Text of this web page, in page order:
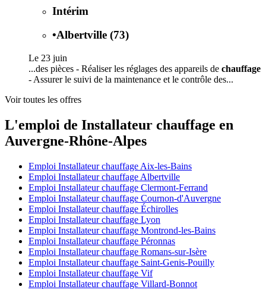
Intérim
•Albertville (73)
Le 23 juin
...des pièces - Réaliser les réglages des appareils de chauffage
- Assurer le suivi de la maintenance et le contrôle des...
Voir toutes les offres
L'emploi de Installateur chauffage en
Auvergne-Rhône-Alpes
Emploi Installateur chauffage Aix-les-Bains
Emploi Installateur chauffage Albertville
Emploi Installateur chauffage Clermont-Ferrand
Emploi Installateur chauffage Cournon-d'Auvergne
Emploi Installateur chauffage Échirolles
Emploi Installateur chauffage Lyon
Emploi Installateur chauffage Montrond-les-Bains
Emploi Installateur chauffage Péronnas
Emploi Installateur chauffage Romans-sur-Isère
Emploi Installateur chauffage Saint-Genis-Pouilly
Emploi Installateur chauffage Vif
Emploi Installateur chauffage Villard-Bonnot